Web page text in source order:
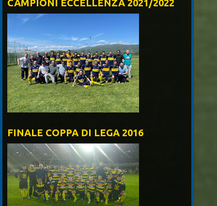
CAMPIONI ECCELLENZA 2021/2022
FINALE COPPA DI LEGA 2016